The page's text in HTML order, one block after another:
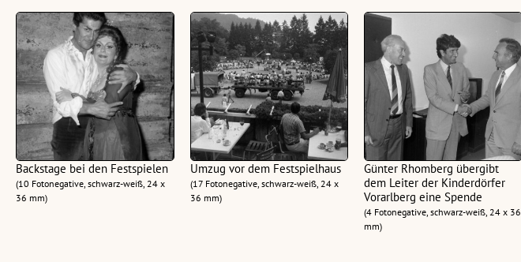
Backstage bei den Festspielen
(10 Fotonegative, schwarz-weiß, 24 x
36 mm)
Umzug vor dem Festspielhaus
(17 Fotonegative, schwarz-weiß, 24 x
36 mm)
Günter Rhomberg übergibt
dem Leiter der Kinderdörfer
Vorarlberg eine Spende
(4 Fotonegative, schwarz-weiß, 24 x 36
mm)